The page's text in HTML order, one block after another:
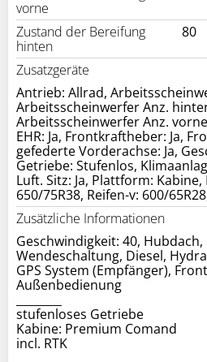
vorne
Zustand der Bereifung
hinten
80
Zusatzgeräte
Antrieb: Allrad,
Arbeitsscheinwerfer Anz.
Arbeitsscheinwerfer Anz.
EHR: Ja, Frontkraftheber: Ja,
gefederte Vorderachse: Ja,
Getriebe: Stufenlos,
Luft. Sitz: Ja, Plattform: Kabine,
650/75R38, Reifen-v: 600/
Zusätzliche Informationen
Geschwindigkeit: 40,
Wendeschaltung, Diesel,
GPS System (Empfänger),
Außenbedienung
stufenloses Getriebe
Kabine: Premium Comand
incl. RTK